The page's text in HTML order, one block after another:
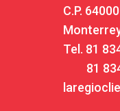
C.P. 64000
Tel. 81
81